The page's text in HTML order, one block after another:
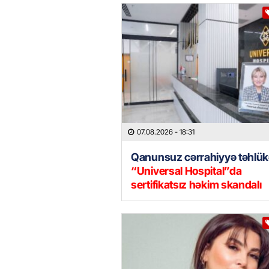
07.08.2026 - 18:31
Qanunsuz cərrahiyyə
“Universal Hospital”da
sertifikatsız həkim skandalı